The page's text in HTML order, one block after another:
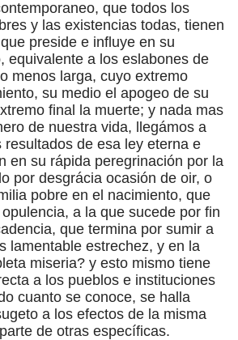
que todos los
y las existencias todas, tienen
preside e influye en su
equivalente a los eslabones de
menos larga, cuyo extremo
su medio el apogeo de su
final la muerte; y nada mas
de nuestra vida, llegámos a
resultados de esa ley eterna e
en su rápida peregrinación por la
por desgrácia ocasión de oir, o
pobre en el nacimiento, que
a la que sucede por fin
que termina por sumir a
lamentable estrechez, y en la
miseria? y esto mismo tiene
a los pueblos e instituciones
cuanto se conoce, se halla
a los efectos de la misma
de otras específicas.